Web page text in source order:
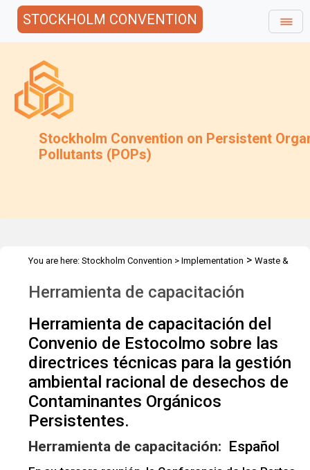
STOCKHOLM CONVENTION
Stockholm Convention on Persistent
Pollutants (POPs)
You are here: Stockholm Convention > Implementation > Waste &
Herramienta de capacitación
Herramienta de capacitación del
Convenio de Estocolmo sobre las
directrices técnicas para la gestión
ambiental racional de desechos de
Contaminantes Orgánicos
Persistentes.
Herramienta de capacitación: Español